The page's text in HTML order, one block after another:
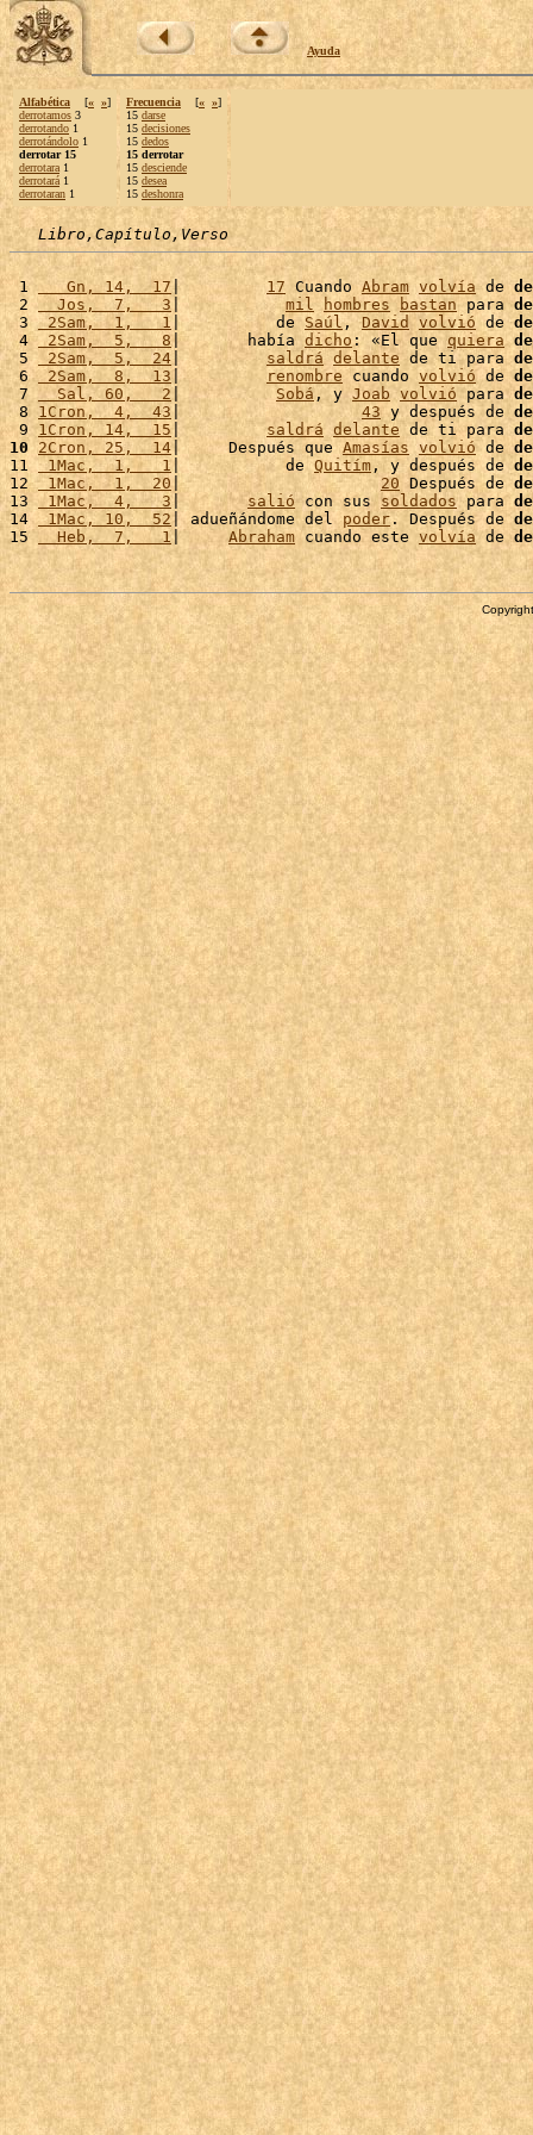
Ayuda
Alfabética [« »]
derrotamos 3
derrotando 1
derrotándolo 1
derrotar 15
derrotara 1
derrotará 1
derrotaran 1
Frecuencia [« »]
15 darse
15 decisiones
15 dedos
15 derrotar
15 desciende
15 desea
15 deshonra
Libro,Capítulo,Verso
1
   Gn, 14,  17
| 17 Cuando Abram volvía de
2
  Jos,  7,   3
| mil hombres bastan para
3 2Sam,  1,   1 |          de Saúl, David volvió de
4
2Sam,  5,   8|       había dicho : «El que quiera
5
2Sam,  5,  24 | saldrá delante de ti para
6
2Sam,  8,  13 | renombre cuando volvió de
7
  Sal, 60,   2
| Sobá , y Joab volvió para
8 1Cron,  4,  43 | 43 y después de
9 1Cron, 14,  15 | saldrá delante de ti para
10
2Cron, 25,  14|     Después que Amasías volvió de
11 1Mac,  1,   1 |           de Quitím , y después de
12 1Mac,  1,  20 | 20 Después de
13
1Mac,  4,   3| salió con sus soldados para
14 1Mac, 10,  52 | adueñándome del poder. Después de
15
  Heb,  7,   1
| Abraham cuando este volvía de